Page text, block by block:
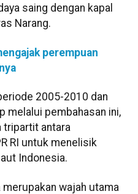
saing dengan kapal
Narang.
perempuan
2005-2010 dan
melalui pembahasan ini,
tripartit antara
RI untuk menelisik
Indonesia.
wajah utama